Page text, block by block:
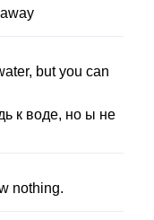
away
, but you can
к воде, но ы не
nothing.